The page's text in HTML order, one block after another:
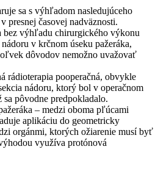
sa s výhľadom nasledujúceho
presnej časovej nadväznosti.
bez výhľadu chirurgického výkonu
v krčnom úseku pažeráka,
dôvodov nemožno uvažovať
rádioterapia pooperačná, obvykle
nádoru, ktorý bol v operačnom
sa pôvodne predpokladalo.
– medzi oboma pľúcami
aplikáciu do geometricky
orgánmi, ktorých ožiarenie musí byť
využíva protónová